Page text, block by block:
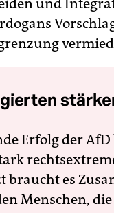
und
Erfolg der
braucht es
Menschen,